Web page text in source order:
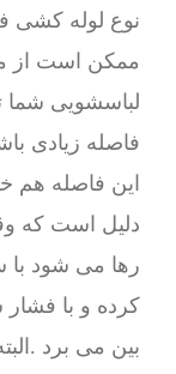
نوع لوله کشی
ممکن است از
لباسشویی شما
فاصله زیادی
این فاصله هم
دلیل است که
رها می شود با
کرده و با فشار
بین می برد